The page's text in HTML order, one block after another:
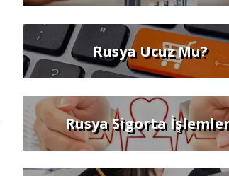
Rusya Ucuz Mu?
Rusya Sigorta